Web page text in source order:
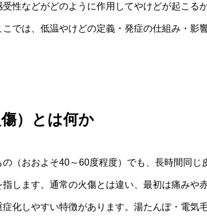
性などがどのように作用してやけどが起こる
では、低温やけどの定義・発症の仕組み・影
）とは何か
（おおよそ40～60度程度）でも、長時間同じ
します。通常の火傷とは違い、最初は痛みや
化しやすい特徴があります。湯たんぽ・電気